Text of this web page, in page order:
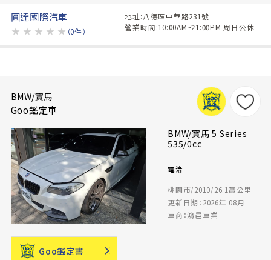
圓達國際汽車
★ ★ ★ ★ ★ （0件）
地址:八德區中華路231號
營業時間:10:00AM~21:00PM 周日公休
BMW/寶馬
Goo鑑定車
BMW/寶馬 5 Series
535/0cc
電洽
桃園市/2010/26.1萬公里
更新日期：2026年 08月
車商：鴻邑車業
Goo鑑定書